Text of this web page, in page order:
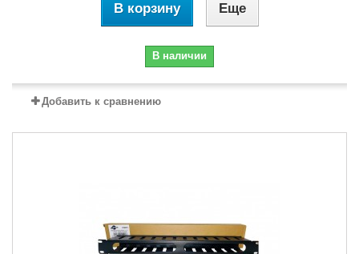
В корзину Еще
В наличии
Добавить к сравнению